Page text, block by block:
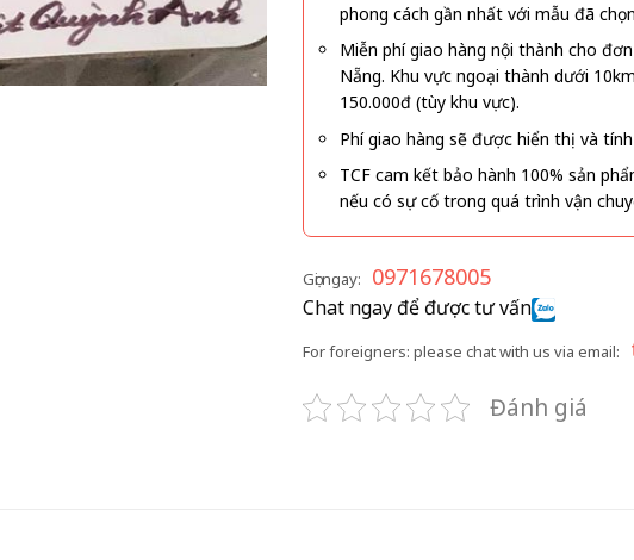
phong cách gần nhất với mẫu đã
Miễn phí giao hàng nội thành cho
Nẵng. Khu vực ngoại thành dưới
150.000đ (tùy khu vực).
Phí giao hàng sẽ được hiển thị và
TCF cam kết bảo hành 100% sản
nếu có sự cố trong quá trình vận
Gọi ngay: 0971678005
Chat ngay để được tư vấn
For foreigners: please chat with us via email:
Đánh giá